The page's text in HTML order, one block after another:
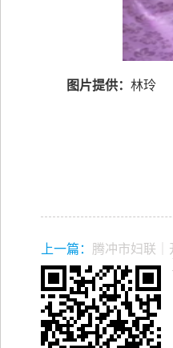
图片提供： 林玲
上一篇： 腾冲市妇联｜